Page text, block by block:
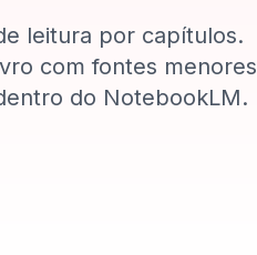
leitura por capítulos.
com fontes menores
do NotebookLM.